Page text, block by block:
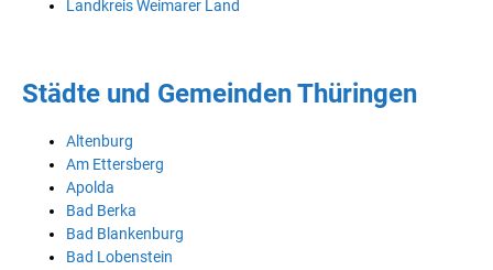
Landkreis Weimarer Land
Städte und Gemeinden Thüringen
Altenburg
Am Ettersberg
Apolda
Bad Berka
Bad Blankenburg
Bad Lobenstein